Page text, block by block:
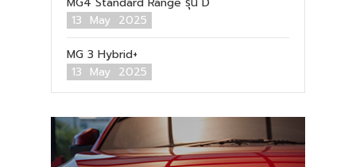
13 May 2025
MG 3 Hybrid+
13 May 2025